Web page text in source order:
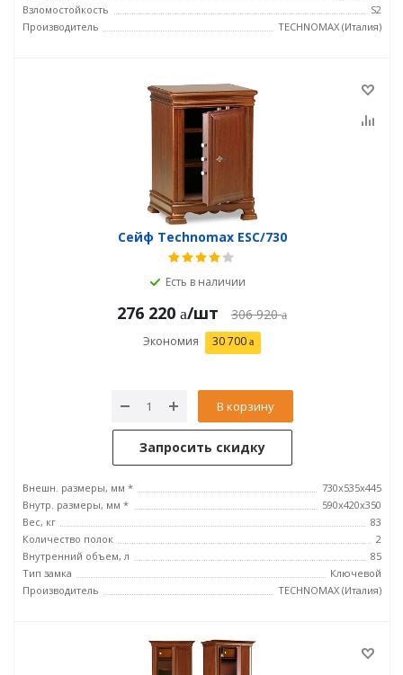
Взломостойкость
S2
Производитель
TECHNOMAX (Италия)
Сейф Technomax ESC/730
Есть в наличии
276 220 /шт 306 920
Экономия 30 700
В корзину
Запросить скидку
Внешн. размеры, мм *
730x535x445
Внутр. размеры, мм *
590x420x350
Вес, кг
83
Количество полок
2
Внутренний объем, л
85
Тип замка
Ключевой
Производитель
TECHNOMAX (Италия)